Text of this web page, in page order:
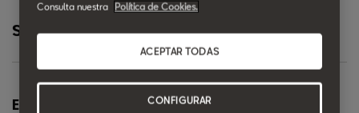
Selecciona punto de venta
Elige punto de venta
Consulta nuestra
Política de Cookies.
ACEPTAR TODAS
CONFIGURAR